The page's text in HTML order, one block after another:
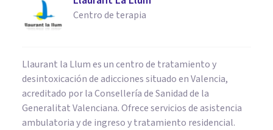
Centro de terapia
Llaurant la Llum es un centro de tratamiento y
desintoxicación de adicciones situado en Valencia,
acreditado por la Consellería de Sanidad de la
Generalitat Valenciana. Ofrece servicios de asistencia
ambulatoria y de ingreso y tratamiento residencial.